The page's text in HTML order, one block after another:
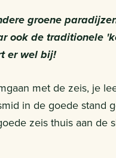
groene
ook de traditionele
er wel bij!
met de zeis, je
in de goede stand
zeis thuis aan de